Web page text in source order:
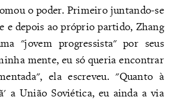
o poder. Primeiro juntando-se
e depois ao próprio partido, Zhang
"jovem progressista" por seus
mente, eu só queria encontrar
ela escreveu. "Quanto à
a União Soviética, eu ainda a via